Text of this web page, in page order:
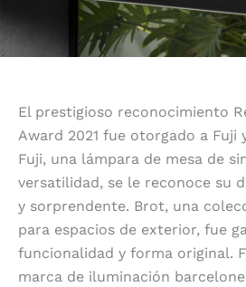
El prestigioso reconocimiento
Award 2021 fue otorgado a Fuji
Fuji, una lámpara de mesa de
versatilidad, se le reconoce su
y sorprendente. Brot, una
para espacios de exterior, fue
funcionalidad y forma original.
marca de iluminación